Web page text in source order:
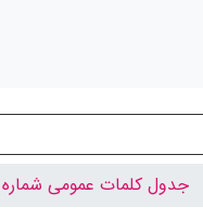
جدول کلمات عمومی شماره 54